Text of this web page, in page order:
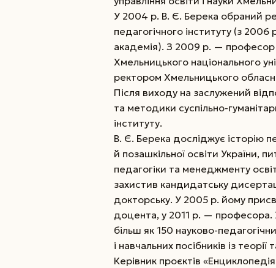
У 2004 р. В. Є. Берека обраний
педагогічного інституту (з
академія). З 2009 р. — професор
Хмельницького національного
ректором Хмельницького
Після виходу на заслужений
та методики суспільно-
інституту.
В. Є. Берека досліджує історію
й позашкільної освіти України,
педагогіки та менеджменту
захистив кандидатську
докторську. У 2005 р. йому
доцента, у 2011 р. — професора.
більш як 150 науково-
і навчальних посібників із теорії
Керівник проєктів